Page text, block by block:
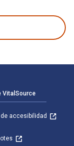
VitalSource
accesibilidad